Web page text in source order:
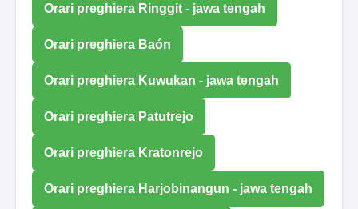
Orari preghiera Ringgit - jawa tengah
Orari preghiera Baón
Orari preghiera Kuwukan - jawa tengah
Orari preghiera Patutrejo
Orari preghiera Kratonrejo
Orari preghiera Harjobinangun - jawa tengah